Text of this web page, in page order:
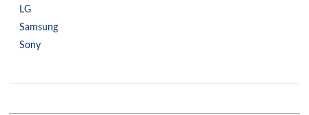
LG
Samsung
Sony